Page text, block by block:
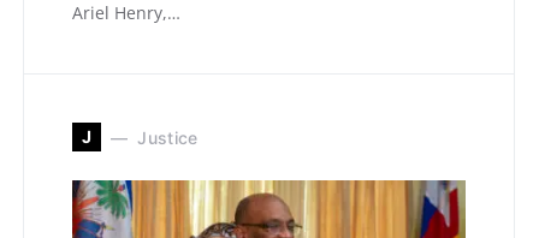
Ariel Henry,…
J Justice